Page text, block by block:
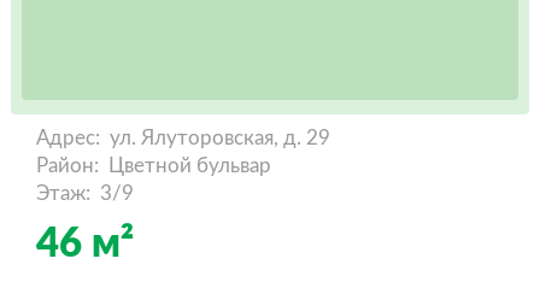
Адрес: ул. Ялуторовская, д. 29
Район:
Цветной бульвар
Этаж: 3/9
46 м²